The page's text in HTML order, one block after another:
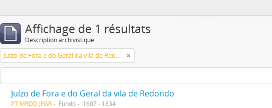
Affichage de 1 résultats
Description archivistique
Juízo de Fora e do Geral da vila de Redondo
Juízo de Fora e do Geral da vila de Redondo
PT MRDD JFGR Fundo
1607 - 1834